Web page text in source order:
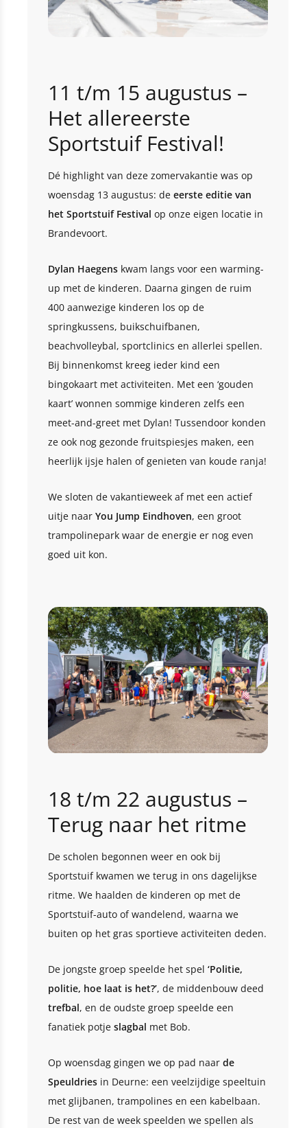
11 t/m 15 augustus –
Het allereerste
Sportstuif Festival!
Dé highlight van deze zomervakantie was op
woensdag 13 augustus: de eerste editie van
het Sportstuif Festival op onze eigen locatie in
Brandevoort.
Dylan Haegens kwam langs voor een warming-
up met de kinderen. Daarna gingen de ruim
400 aanwezige kinderen los op de
springkussens, buikschuifbanen,
beachvolleybal, sportclinics en allerlei spellen.
Bij binnenkomst kreeg ieder kind een
bingokaart met activiteiten. Met een ‘gouden
kaart’ wonnen sommige kinderen zelfs een
meet-and-greet met Dylan! Tussendoor konden
ze ook nog gezonde fruitspiesjes maken, een
heerlijk ijsje halen of genieten van koude ranja!
We sloten de vakantieweek af met een actief
uitje naar You Jump Eindhoven, een groot
trampolinepark waar de energie er nog even
goed uit kon.
18 t/m 22 augustus –
Terug naar het ritme
De scholen begonnen weer en ook bij
Sportstuif kwamen we terug in ons dagelijkse
ritme. We haalden de kinderen op met de
Sportstuif-auto of wandelend, waarna we
buiten op het gras sportieve activiteiten deden.
De jongste groep speelde het spel ‘Politie,
politie, hoe laat is het?’, de middenbouw deed
trefbal, en de oudste groep speelde een
fanatiek potje slagbal met Bob.
Op woensdag gingen we op pad naar de
Speuldries in Deurne: een veelzijdige speeltuin
met glijbanen, trampolines en een kabelbaan.
De rest van de week speelden we spellen als